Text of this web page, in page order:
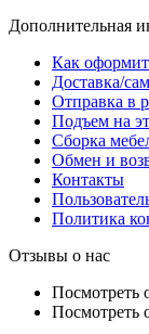
Дополнительная
Как
Доставка/
Отправка в
Подъем на
Сборка
Обмен и
Контакты
Политика
Отзывы о нас
Посмотреть
Посмотреть